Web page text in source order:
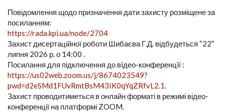
Повідомлення щодо призначення дати захисту розміщене за
посиланням:
https://rada.kpi.ua/node/2704
Захист дисертаційної роботи Шибаєва Г.Д. відбудеться “22”
липня 2026 р. о 14:00 .
Посилання для підключення до вiдео-конференцiї :
https://us02web.zoom.us/j/8674023549?
pwd=d2eSMd1FUvRmtBsM43IK0qYqZRfvL2.1.
Захист проводитиметься в онлайн форматі в режимі відео-
конференції на платформі ZOOM.